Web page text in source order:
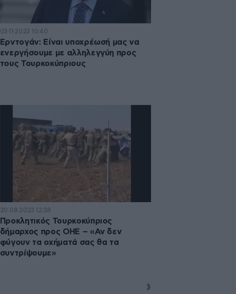
03·11·2023 10:40
Ερντογάν: Είναι υποχρέωσή μας να
ενεργήσουμε με αλληλεγγύη προς
τους Τουρκοκύπριους
20·08·2023 12:38
Προκλητικός Τουρκοκύπριος
δήμαρχος προς ΟΗΕ – «Αν δεν
φύγουν τα οχήματά σας θα τα
συντρίψουμε»